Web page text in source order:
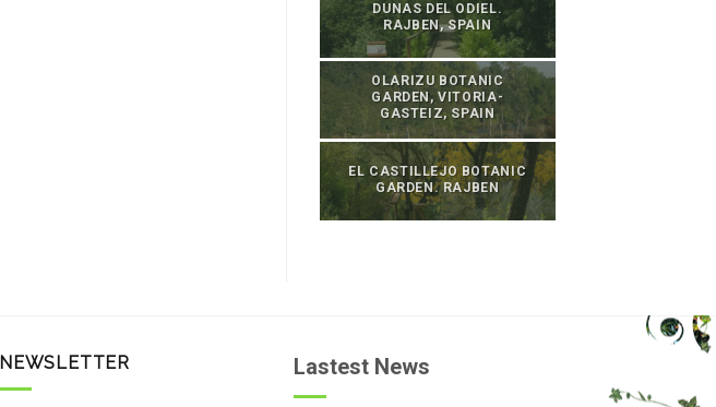
DUNAS DEL ODIEL.
RAJBEN, SPAIN
OLARIZU BOTANIC
GARDEN, VITORIA-
GASTEIZ, SPAIN
EL CASTILLEJO BOTANIC
GARDEN. RAJBEN
NEWSLETTER Lastest News